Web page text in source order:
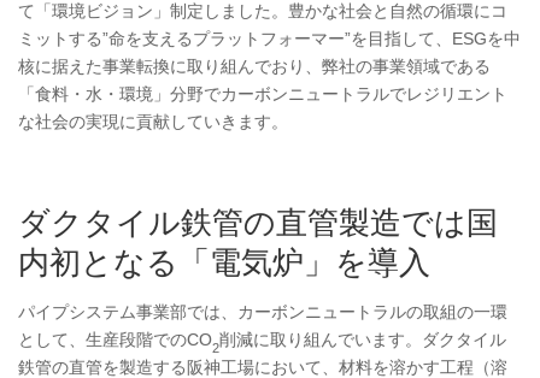
て「環境ビジョン」制定しました。豊かな社会と自然の循環にコ
ミットする”命を支えるプラットフォーマー”を目指して、ESGを中
核に据えた事業転換に取り組んでおり、弊社の事業領域である
「食料・水・環境」分野でカーボンニュートラルでレジリエント
な社会の実現に貢献していきます。
ダクタイル鉄管の直管製造では国
内初となる「電気炉」を導入
パイプシステム事業部では、カーボンニュートラルの取組の一環
として、生産段階でのCO2削減に取り組んでいます。ダクタイル
鉄管の直管を製造する阪神工場において、材料を溶かす工程（溶